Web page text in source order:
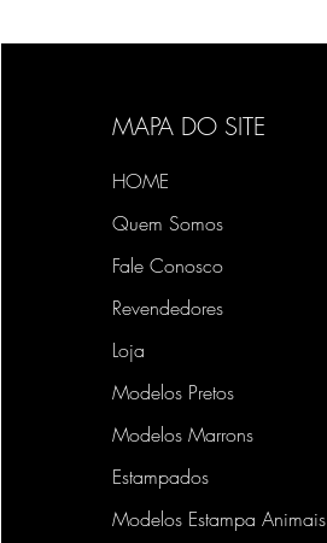
MAPA DO SITE
HOME
Quem Somos
Fale Conosco
Revendedores
Loja
Modelos Pretos
Modelos Marrons
Estampados
Modelos Estampa Animais